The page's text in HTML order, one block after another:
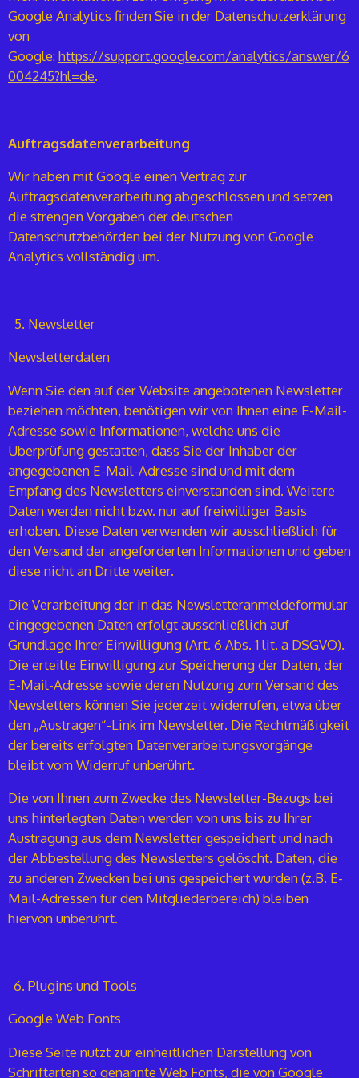
Google Analytics finden Sie in der Datenschutzerklärung
von
Google: https://support.google.com/analytics/answer/6
004245?hl=de.
Auftragsdatenverarbeitung
Wir haben mit Google einen Vertrag zur
Auftragsdatenverarbeitung abgeschlossen und setzen
die strengen Vorgaben der deutschen
Datenschutzbehörden bei der Nutzung von Google
Analytics vollständig um.
Newsletter
Newsletterdaten
Wenn Sie den auf der Website angebotenen Newsletter
beziehen möchten, benötigen wir von Ihnen eine E-Mail-
Adresse sowie Informationen, welche uns die
Überprüfung gestatten, dass Sie der Inhaber der
angegebenen E-Mail-Adresse sind und mit dem
Empfang des Newsletters einverstanden sind. Weitere
Daten werden nicht bzw. nur auf freiwilliger Basis
erhoben. Diese Daten verwenden wir ausschließlich für
den Versand der angeforderten Informationen und geben
diese nicht an Dritte weiter.
Die Verarbeitung der in das Newsletteranmeldeformular
eingegebenen Daten erfolgt ausschließlich auf
Grundlage Ihrer Einwilligung (Art. 6 Abs. 1 lit. a DSGVO).
Die erteilte Einwilligung zur Speicherung der Daten, der
E-Mail-Adresse sowie deren Nutzung zum Versand des
Newsletters können Sie jederzeit widerrufen, etwa über
den „Austragen“-Link im Newsletter. Die Rechtmäßigkeit
der bereits erfolgten Datenverarbeitungsvorgänge
bleibt vom Widerruf unberührt.
Die von Ihnen zum Zwecke des Newsletter-Bezugs bei
uns hinterlegten Daten werden von uns bis zu Ihrer
Austragung aus dem Newsletter gespeichert und nach
der Abbestellung des Newsletters gelöscht. Daten, die
zu anderen Zwecken bei uns gespeichert wurden (z.B. E-
Mail-Adressen für den Mitgliederbereich) bleiben
hiervon unberührt.
Plugins und Tools
Google Web Fonts
Diese Seite nutzt zur einheitlichen Darstellung von
Schriftarten so genannte Web Fonts, die von Google